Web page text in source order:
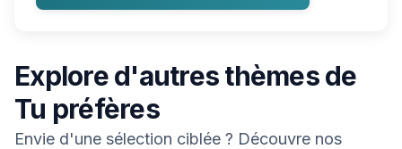
Explore d'autres thèmes de
Tu préfères
Envie d'une sélection ciblée ? Découvre nos